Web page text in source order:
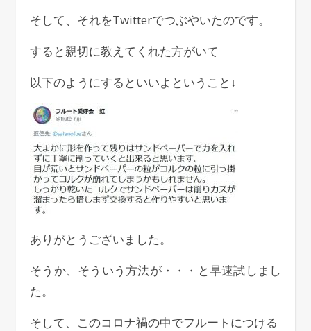
そして、それをTwitterでつぶやいたのです。
すると親切に教えてくれた方がいて
以下のようにするといいよということ↓
ありがとうございました。
そうか、そういう方法が・・・と早速試しまし
た。
そして、このコロナ禍の中でフルートにつける